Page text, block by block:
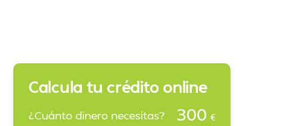
Calcula tu crédito online
¿Cuánto dinero necesitas? 300 €